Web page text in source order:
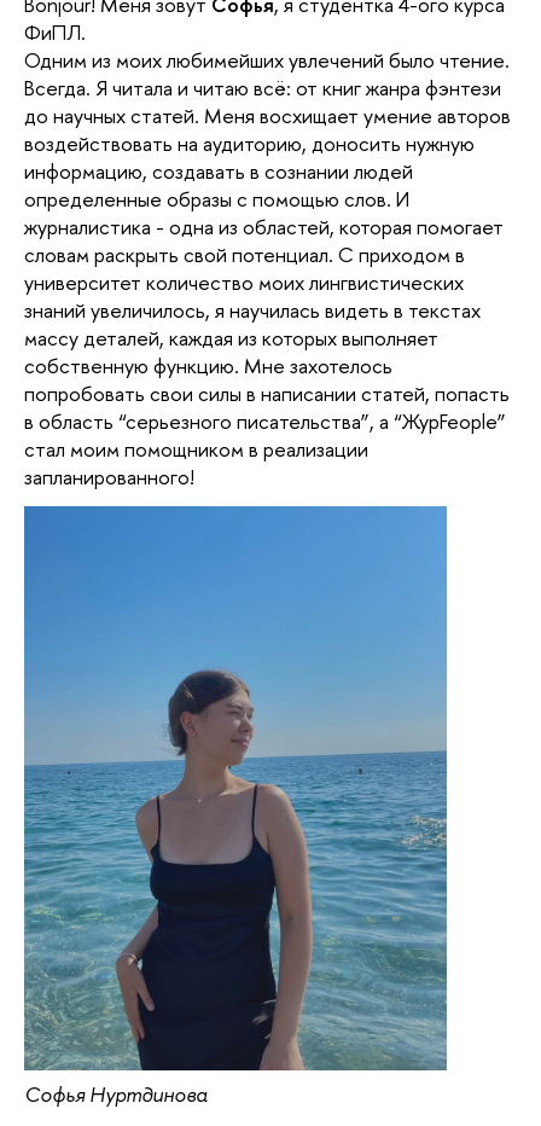
ФиПЛ.
Одним из моих любимейших увлечений было чтение.
Всегда. Я читала и читаю всё: от книг жанра фэнтези
до научных статей. Меня восхищает умение авторов
воздействовать на аудиторию, доносить нужную
информацию, создавать в сознании людей
определенные образы с помощью слов. И
журналистика - одна из областей, которая помогает
словам раскрыть свой потенциал. С приходом в
университет количество моих лингвистических
знаний увеличилось, я научилась видеть в текстах
массу деталей, каждая из которых выполняет
собственную функцию. Мне захотелось
попробовать свои силы в написании статей, попасть
в область “серьезного писательства”, а “ЖурFeople”
стал моим помощником в реализации
запланированного!
Софья Нуртдинова